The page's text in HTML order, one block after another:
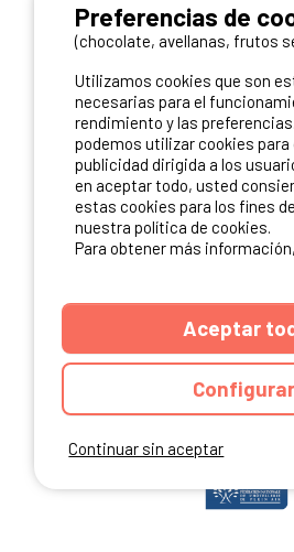
NOVEDADES
ME INSCRIBO
NUESTROS
Continuar sin aceptar
Preferencias de
(chocolate, avellanas, frutos
Utilizamos cookies que son
necesarias para el
rendimiento y las
podemos utilizar cookies
publicidad dirigida a los
en aceptar todo, usted
estas cookies para los fines
nuestra política de cookies.
Para obtener más
Aceptar
Configurar